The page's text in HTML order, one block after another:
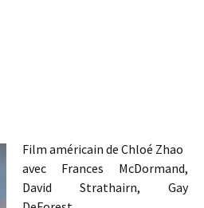
Film américain de Chloé Zhao
avec Frances McDormand,
David Strathairn, Gay